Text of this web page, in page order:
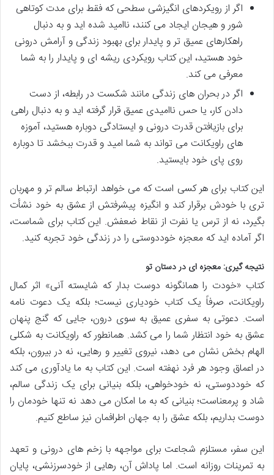
اگر از رویکردهای انگیزشی سطحی که فقط برای مدت کوتاهی
شور و هیجان ایجاد می کنند، ناامید شده اید و به دنبال
راهکارهای عمیق تر و پایدار برای بهبود زندگی و آرامش درونی
خود هستید، این کتاب رویکردی ریشه ای و پایدار را به شما
معرفی می کند.
اگر در بحران های زندگی مانند شکست در رابطه، از دست
دادن کار، یا حس ناامیدی عمیق قرار گرفته اید و به دنبال راهی
برای بازیافتن قدرت درونی و ایستادگی دوباره هستید، آموزه
های راویکانت می تواند به شما امید و قدرت ببخشد تا دوباره
روی پای خود بایستید.
این کتاب برای هر کسی است که می خواهد ارتباط سالم تر و مهربان
تری با خودش برقرار کند و انگیزه پیشرفتش از عشق به خود نشأت
بگیرد، نه از ترس یا نفرت از نقاط ضعفش. این کتاب برای شماست،
اگر آماده اید که معجزه خوددوستی را در زندگی خود تجربه کنید.
نتیجه گیری: معجزه ای در دستان تو
کتاب «خودت را همانگونه دوست بدار که شایسته آنی» اثر کمال
راویکانت، صرفاً یک کتاب خودیاری نیست؛ بلکه یک دعوت نامه
است. دعوتی به سفری عمیق به سوی درون، جایی که گنج پنهان
عشق به خود انتظار شما را می کشد. همانطور که راویکانت به شکلی
الهام بخش نشان می دهد، نیروی تغییر و رهایی، نه در بیرون، بلکه
در اعماق وجود هر فرد نهفته است. این کتاب به ما یادآوری می کند
که خوددوستی، نه خودخواهی، بلکه بنیانی برای یک زندگی سالم،
شاد و پرمعناست؛ بنیانی که به ما امکان می دهد نه تنها خودمان را
دوست بداریم، بلکه عشق را به جهان اطرافمان نیز ساطع کنیم.
این سفر، مستلزم شجاعت برای مواجهه با زخم های درونی و تعهد
به تمرینات روزانه است. اما پاداش آن، رهایی از خودسرزنشی، پایان